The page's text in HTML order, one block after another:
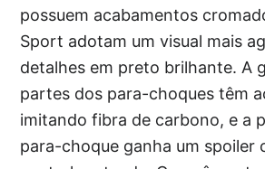
possuem acabamentos
Sport adotam um visual mais
detalhes em preto brilhante. A
partes dos para-choques têm
imitando fibra de carbono, e a
para-choque ganha um spoiler